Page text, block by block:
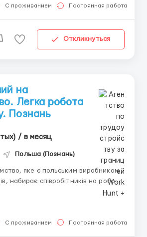
Заробітна плата: На місяць 5700 - 7700...
С проживанием Постоянная работа
Откликнуться
на
Легка робота
Познань
/ в месяц
Польша (Познань)
набирає співробітників на роботу.
з м. Познань. Житло надається.
zl/netto Графік роботи: 3 зміни по 8-10 годин...
С проживанием Постоянная работа